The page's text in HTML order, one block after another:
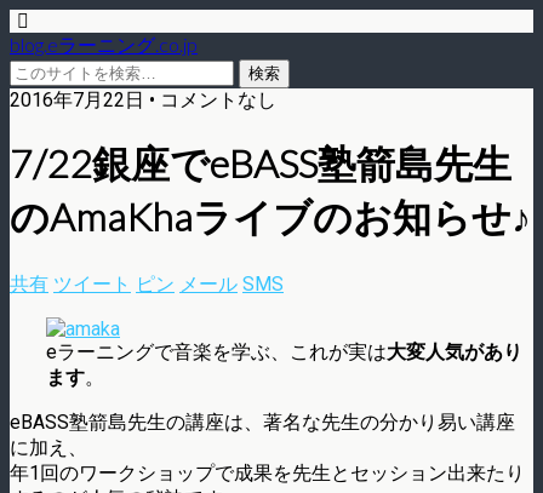
blog.eラーニング.co.jp
2016年7月22日 • コメントなし
7/22銀座でeBASS塾箭島先生
のAmaKhaライブのお知らせ♪
共有 ツイート ピン メール SMS
eラーニングで音楽を学ぶ、これが実は大変人気があり
ます。
eBASS塾箭島先生の講座は、著名な先生の分かり易い講座
に加え、
年1回のワークショップで成果を先生とセッション出来たり